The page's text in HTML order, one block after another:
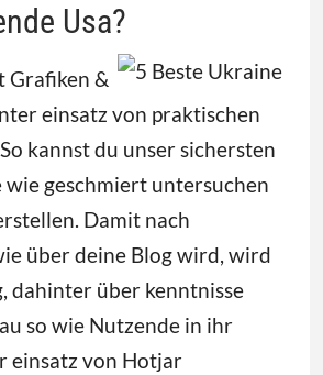
Usa?
Grafiken &
einsatz von praktischen
kannst du unser sichersten
wie geschmiert untersuchen
Damit nach
über deine Blog wird, wird
dahinter über kenntnisse
so wie Nutzende in ihr
einsatz von Hotjar